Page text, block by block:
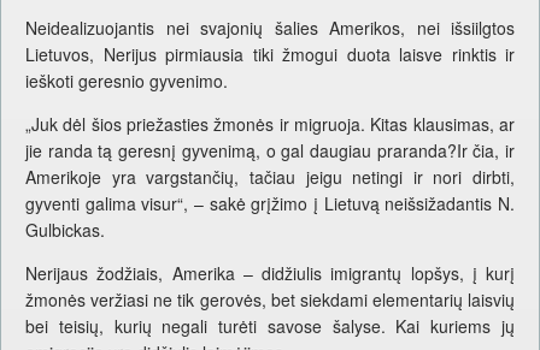
Neidealizuojantis nei svajonių šalies Amerikos, nei išsiilgtos
Lietuvos, Nerijus pirmiausia tiki žmogui duota laisve rinktis ir
ieškoti geresnio gyvenimo.
„Juk dėl šios priežasties žmonės ir migruoja. Kitas klausimas, ar
jie randa tą geresnį gyvenimą, o gal daugiau praranda?Ir čia, ir
Amerikoje yra vargstančių, tačiau jeigu netingi ir nori dirbti,
gyventi galima visur“, – sakė grįžimo į Lietuvą neišsižadantis N.
Gulbickas.
Nerijaus žodžiais, Amerika – didžiulis imigrantų lopšys, į kurį
žmonės veržiasi ne tik gerovės, bet siekdami elementarių laisvių
bei teisių, kurių negali turėti savose šalyse. Kai kuriems jų